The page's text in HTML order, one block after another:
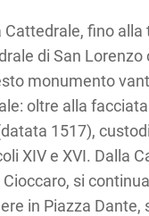
Cattedrale, fino alla
di San Lorenzo
monumento
oltre alla facciata
1517),
XIV e XVI. Dalla
si
in Piazza Dante,